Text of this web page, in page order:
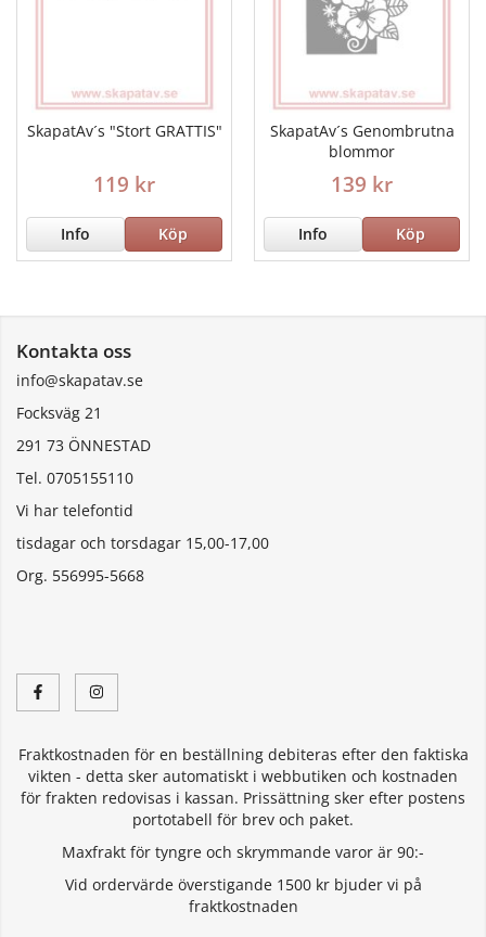
SkapatAv´s "Stort GRATTIS"
119 kr
Info Köp
SkapatAv´s Genombrutna
blommor
139 kr
Info Köp
Kontakta oss
info@skapatav.se
Focksväg 21
291 73 ÖNNESTAD
Tel. 0705155110
Vi har telefontid
tisdagar och torsdagar 15,00-17,00
Org. 556995-5668
Fraktkostnaden för en beställning debiteras efter den faktiska
vikten - detta sker automatiskt i webbutiken och kostnaden
för frakten redovisas i kassan. Prissättning sker efter postens
portotabell för brev och paket.
Maxfrakt för tyngre och skrymmande varor är 90:-
Vid ordervärde överstigande 1500 kr bjuder vi på
fraktkostnaden